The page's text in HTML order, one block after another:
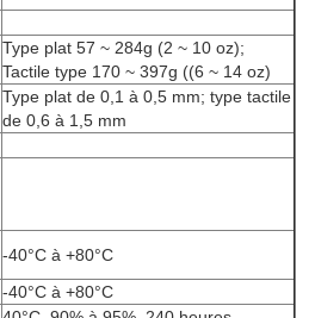
Type plat 57 ~ 284g (2 ~ 10 oz);
Tactile type 170 ~ 397g ((6 ~ 14 oz)
Type plat de 0,1 à 0,5 mm; type tactile
de 0,6 à 1,5 mm
-40°C à +80°C
-40°C à +80°C